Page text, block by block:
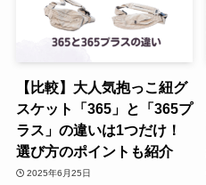
【比較】大人気抱っこ紐グ
スケット「365」と「365プ
ラス」の違いは1つだけ！
選び方のポイントも紹介
2025年6月25日